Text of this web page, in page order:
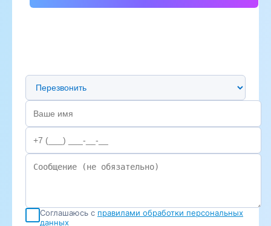
Предпочтительный способ связи
Соглашаюсь с правилами обработки персональных
данных